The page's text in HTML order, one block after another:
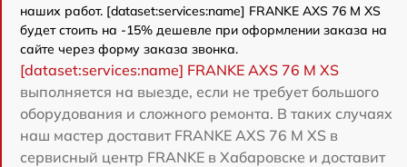
наших работ. [dataset:services:name] FRANKE AXS 76 M XS
будет стоить на -15% дешевле при оформлении заказа на
сайте через форму заказа звонка.
[dataset:services:name] FRANKE AXS 76 M XS
выполняется на выезде, если не требует большого
оборудования и сложного ремонта. В таких случаях
наш мастер доставит FRANKE AXS 76 M XS в
сервисный центр FRANKE в Хабаровске и доставит